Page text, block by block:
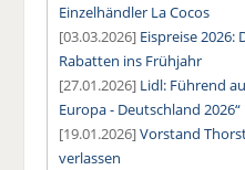
Einzelhändler La Cocos
[03.03.2026] Eispreise
Rabatten ins Frühjahr
[27.01.2026] Lidl: Führend
Europa - Deutschland 2026“
[19.01.2026]Vorstand
verlassen